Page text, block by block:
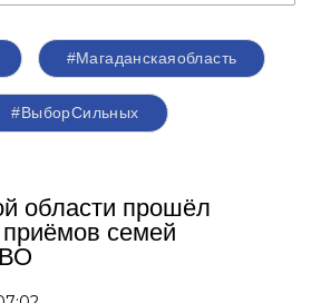
#Магаданскаяобласть
#ВыборСильных
области прошёл
семей